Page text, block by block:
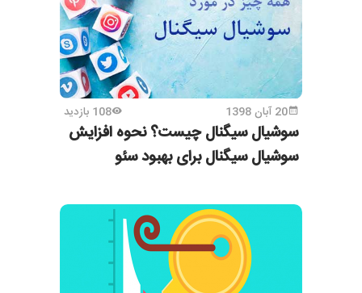
20 آبان 1398 108 بازدید
سوشیال سیگنال چیست؟ نحوه افزایش
سوشیال سیگنال برای بهبود سئو